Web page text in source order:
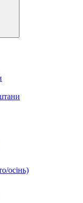
осінь)